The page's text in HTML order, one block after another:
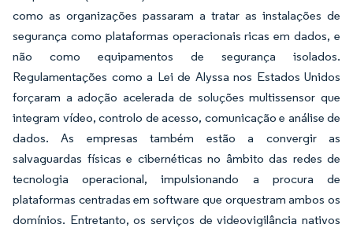
como as organizações passaram a tratar as instalações de
segurança como plataformas operacionais ricas em dados, e
não como equipamentos de segurança isolados.
Regulamentações como a Lei de Alyssa nos Estados Unidos
forçaram a adoção acelerada de soluções multissensor que
integram vídeo, controlo de acesso, comunicação e análise de
dados. As empresas também estão a convergir as
salvaguardas físicas e cibernéticas no âmbito das redes de
tecnologia operacional, impulsionando a procura de
plataformas centradas em software que orquestram ambos os
domínios. Entretanto, os serviços de videovigilância nativos